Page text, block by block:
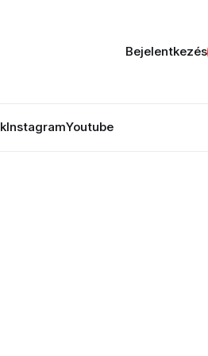
InstagramYoutube
Bejelentkezés